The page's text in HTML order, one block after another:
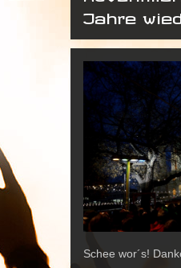
Jahre
Schee wor´s!